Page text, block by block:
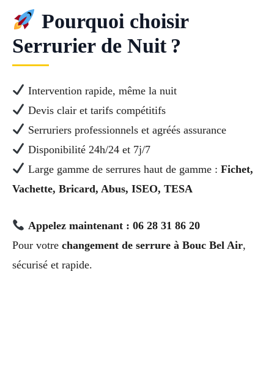
Pourquoi choisir
Serrurier de Nuit ?
Intervention rapide, même la nuit
Devis clair et tarifs compétitifs
Serruriers professionnels et agréés assurance
Disponibilité 24h/24 et 7j/7
Large gamme de serrures haut de gamme : Fichet,
Vachette, Bricard, Abus, ISEO, TESA
Appelez maintenant : 06 28 31 86 20
Pour votre changement de serrure à Bouc Bel Air,
sécurisé et rapide.